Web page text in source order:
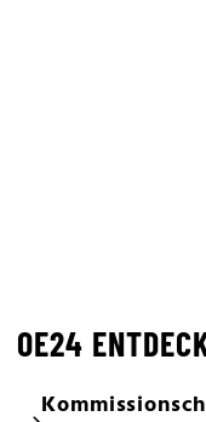
OE24